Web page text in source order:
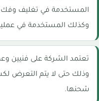
المستخدمة في تغليف وفك
وكذلك المستخدمة في
تعتمد الشركة على فنيين
وذلك حتى لا يتم التعرض
شحنها.